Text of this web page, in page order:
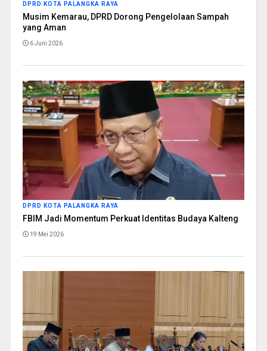
DPRD KOTA PALANGKA RAYA
Musim Kemarau, DPRD Dorong Pengelolaan Sampah
yang Aman
6 Juni 2026
DPRD KOTA PALANGKA RAYA
FBIM Jadi Momentum Perkuat Identitas Budaya Kalteng
19 Mei 2026